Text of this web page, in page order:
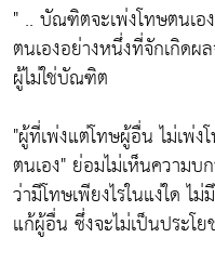
" .. บัณฑิตจะเพ่งโทษตนเอง
ตนเองอย่างหนึ่งที่จักเกิดผ
ผู้ไม่ใช่บัณฑิต
"ผู้ที่เพ่งแต่โทษผู้อื่น ไม่เพ่ง
ตนเอง" ย่อมไม่เห็นความบ
ว่ามีโทษเพียงไรในแง่ใด ไ
แก้ผู้อื่น ซึ่งจะไม่เป็นประโ